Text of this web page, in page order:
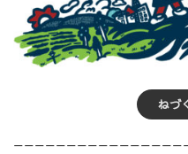
ねづ